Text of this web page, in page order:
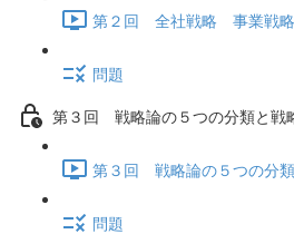
第２回 全社戦略 事業戦
問題
第３回 戦略論の５つの分類と戦
第３回 戦略論の５つの分
問題